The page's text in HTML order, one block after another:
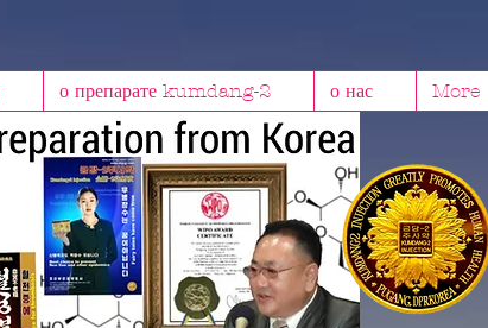
о препарате kumdang-2 о нас More